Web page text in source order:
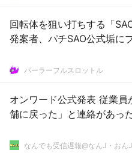
回転体を狙い打ちする「
発案者、パチSAO公式垢に
パーラーフルスロットル
オンワード公式発表 従業
舗に戻った」と連絡があっ
なんでも受信遅報@なんJ・おん